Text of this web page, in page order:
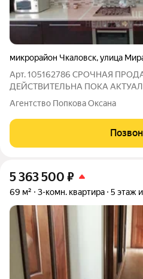
микрорайон Чкаловск,улица
Арт. 105162786 СРОЧНАЯ
ДЕЙСТВИТЕЛЬНА ПОКА
Продается просторная
Квартира расположена на 5
Агентство Попкова Оксана
5 363 500 ₽
69 м² 3-комн. квартира 5 этаж